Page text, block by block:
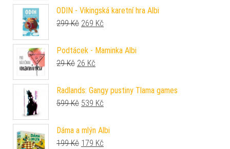
ODIN - Vikingská karetní hra Albi
299Kč Původní cena byla: 299 Kč.
269 Kč
Podtácek - Maminka Albi
29Kč Původní cena byla: 29 Kč.
26 Kč
Radlands: Gangy pustiny Tlama games
599Kč Původní cena byla: 599 Kč.
539 Kč
Dáma a mlýn Albi
199Kč Původní cena byla: 199 Kč.
179 Kč